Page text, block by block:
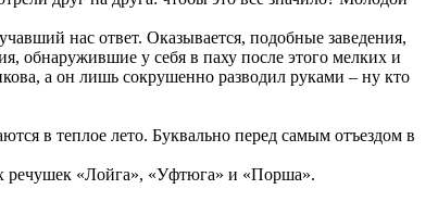
нас ответ. Оказывается, подобные заведения,
обнаружившие у себя в паху после этого мелких и
а он лишь сокрушенно разводил руками – ну кто
в теплое лето. Буквально перед самым отъездом в
речушек «Лойга», «Уфтюга» и «Порша».